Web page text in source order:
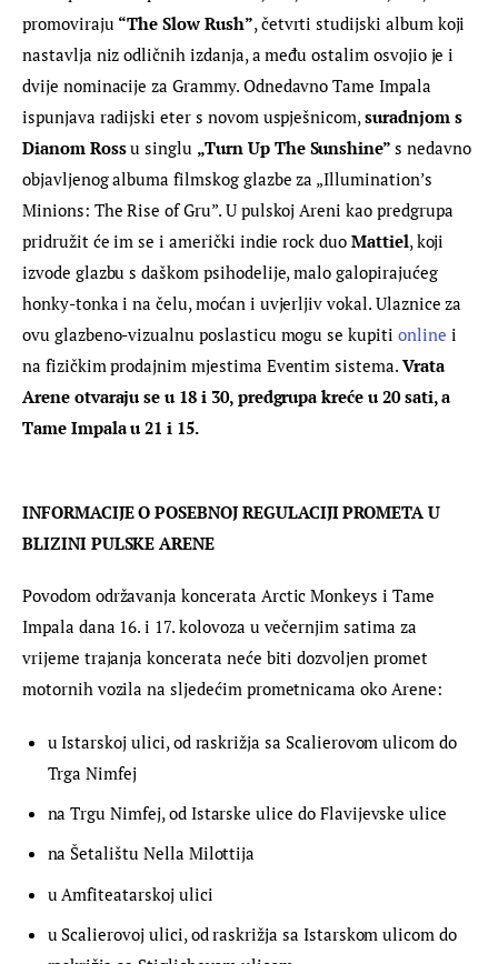
promoviraju “The Slow Rush”, četvrti studijski album koji
nastavlja niz odličnih izdanja, a među ostalim osvojio je i
dvije nominacije za Grammy. Odnedavno Tame Impala
ispunjava radijski eter s novom uspješnicom, suradnjom s
Dianom Ross u singlu „Turn Up The Sunshine” s nedavno
objavljenog albuma filmskog glazbe za „Illumination’s
Minions: The Rise of Gru”. U pulskoj Areni kao predgrupa
pridružit će im se i američki indie rock duo Mattiel, koji
izvode glazbu s daškom psihodelije, malo galopirajućeg
honky-tonka i na čelu, moćan i uvjerljiv vokal. Ulaznice za
ovu glazbeno-vizualnu poslasticu mogu se kupiti online i
na fizičkim prodajnim mjestima Eventim sistema. Vrata
Arene otvaraju se u 18 i 30, predgrupa kreće u 20 sati, a
Tame Impala u 21 i 15.
INFORMACIJE O POSEBNOJ REGULACIJI PROMETA U
BLIZINI PULSKE ARENE
Povodom održavanja koncerata Arctic Monkeys i Tame
Impala dana 16. i 17. kolovoza u večernjim satima za
vrijeme trajanja koncerata neće biti dozvoljen promet
motornih vozila na sljedećim prometnicama oko Arene:
u Istarskoj ulici, od raskrižja sa Scalierovom ulicom do
Trga Nimfej
na Trgu Nimfej, od Istarske ulice do Flavijevske ulice
na Šetalištu Nella Milottija
u Amfiteatarskoj ulici
u Scalierovoj ulici, od raskrižja sa Istarskom ulicom do